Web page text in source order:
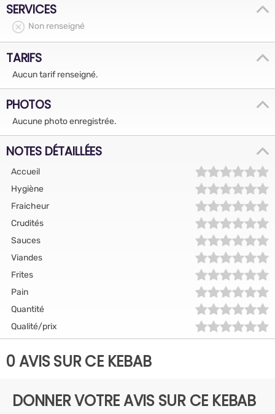
SERVICES
Non renseigné
TARIFS
Aucun tarif renseigné.
PHOTOS
Aucune photo enregistrée.
NOTES DÉTAILLÉES
Accueil
Hygiène
Fraicheur
Crudités
Sauces
Viandes
Frites
Pain
Quantité
Qualité/prix
0 AVIS SUR CE KEBAB
DONNER VOTRE AVIS SUR CE KEBAB